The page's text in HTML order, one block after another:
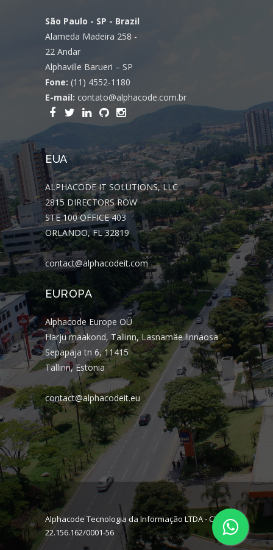
São Paulo - SP - Brazil
Alameda Madeira 258 -
22 Andar
Alphaville Barueri – SP
Fone: (11) 4552-1180
E-mail: contato@alphacode.com.br
EUA
ALPHACODE IT SOLUTIONS, LLC
2815 DIRECTORS ROW
STE 100 OFFICE 403
ORLANDO, FL 32819
contact@alphacodeit.com
EUROPA
Alphacode Europe OÜ
Harju maakond, Tallinn, Lasnamäe linnaosa
Sepapaja tn 6, 11415
Tallinn, Estonia
contact@alphacodeit.eu
Alphacode Tecnologia da Informação LTDA - CNPJ:
22.156.162/0001-56